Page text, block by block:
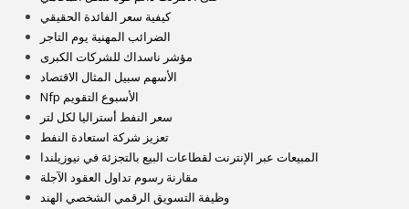
كيفية سعر الفائدة الحقيقي
الضرائب المهنية يوم التاجر
مؤشر ناسداك للشركات الكبرى
الأسهم سبيل المثال الاقتصاد
Nfp الأسبوع التقويم
سعر النفط أستراليا لكل لتر
تعزيز شركة استعادة النفط
المبيعات عبر الإنترنت لقطاعات البيع بالتجزئة في نيوزيلندا
مقارنة رسوم تداول العقود الآجلة
وظيفة التسويق الرقمي الشخصي الهند